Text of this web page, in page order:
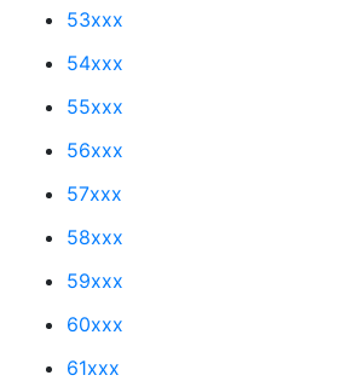
53xxx
54xxx
55xxx
56xxx
57xxx
58xxx
59xxx
60xxx
61xxx